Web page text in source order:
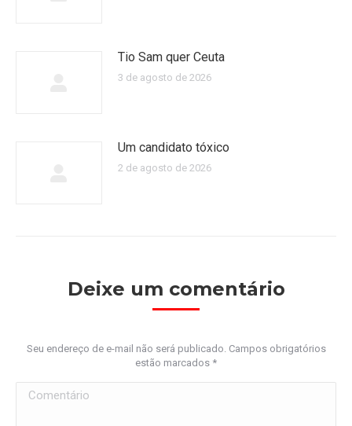
Tio Sam quer Ceuta
3 de agosto de 2026
Um candidato tóxico
2 de agosto de 2026
Deixe um comentário
Seu endereço de e-mail não será publicado. Campos obrigatórios
estão marcados *
Comentário